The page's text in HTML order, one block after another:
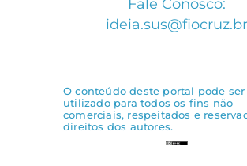
Fale Conosco:
ideia.sus@fiocruz.br
O conteúdo deste portal pode ser
utilizado para todos os fins não
comerciais, respeitados e
direitos dos autores.